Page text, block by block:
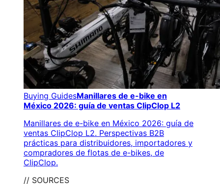
Buying GuidesManillares de e-bike en
México 2026: guía de ventas ClipClop L2
Manillares de e-bike en México 2026: guía de
ventas ClipClop L2. Perspectivas B2B
prácticas para distribuidores, importadores y
compradores de flotas de e-bikes, de
ClipClop.
// SOURCES